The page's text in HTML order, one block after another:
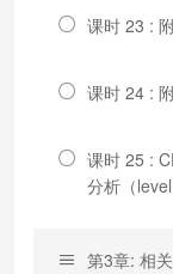
课时 23 :
课时 24 :
课时 25 :
分析（
第3章: 相